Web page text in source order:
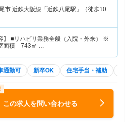
市 近鉄大阪線「近鉄八尾駅」（徒歩10
】 ■リハビリ業務全般（入院・外来） ※
リハビリ室面積 743㎡ …
通勤可 新卒OK 住宅手当・補助
この求人を問い合わせる